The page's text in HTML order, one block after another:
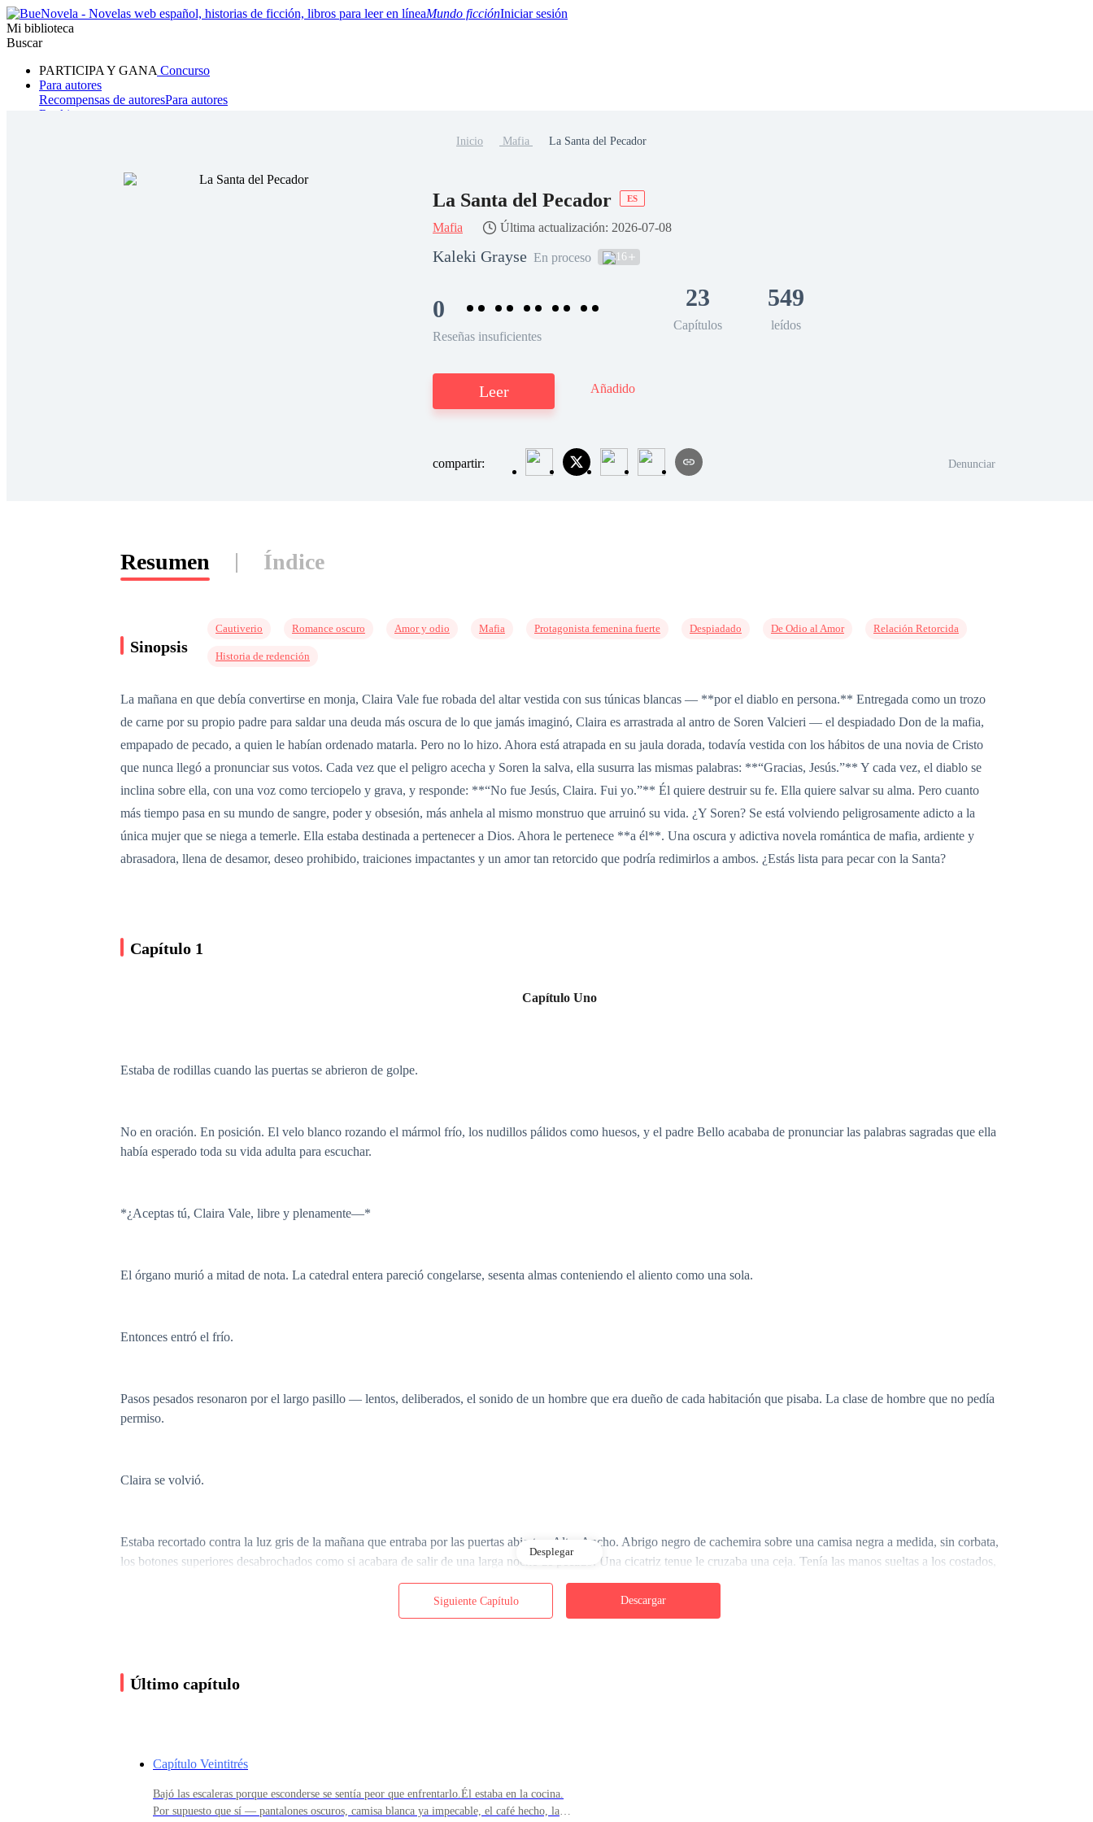
Mundo ficciónIniciar sesión
Mi biblioteca
Buscar
PARTICIPA Y GANA Concurso
Para autores
Recompensas de autoresPara autores
Ranking
Hombre lobo MafiaSistemaFantasía
Inicio Mafia La Santa del Pecador
La Santa del Pecador ES
Mafia Última actualización: 2026-07-08
Kaleki Grayse En proceso 16
0
Reseñas insuficientes
23
Capítulos
549
leídos
Leer Añadido
compartir: Denunciar
Resumen Índice
Sinopsis
Cautiverio Romance oscuro Amor y odio Mafia Protagonista femenina fuerte Despiadado De Odio al Amor Relación Retorcida
Historia de redención
La mañana en que debía convertirse en monja, Claira Vale fue robada del altar vestida con sus túnicas blancas — **por el diablo en persona.** Entregada como un trozo
de carne por su propio padre para saldar una deuda más oscura de lo que jamás imaginó, Claira es arrastrada al antro de Soren Valcieri — el despiadado Don de la mafia,
empapado de pecado, a quien le habían ordenado matarla. Pero no lo hizo. Ahora está atrapada en su jaula dorada, todavía vestida con los hábitos de una novia de Cristo
que nunca llegó a pronunciar sus votos. Cada vez que el peligro acecha y Soren la salva, ella susurra las mismas palabras: **“Gracias, Jesús.”** Y cada vez, el diablo se
inclina sobre ella, con una voz como terciopelo y grava, y responde: **“No fue Jesús, Claira. Fui yo.”** Él quiere destruir su fe. Ella quiere salvar su alma. Pero cuanto
más tiempo pasa en su mundo de sangre, poder y obsesión, más anhela al mismo monstruo que arruinó su vida. ¿Y Soren? Se está volviendo peligrosamente adicto a la
única mujer que se niega a temerle. Ella estaba destinada a pertenecer a Dios. Ahora le pertenece **a él**. Una oscura y adictiva novela romántica de mafia, ardiente y
abrasadora, llena de desamor, deseo prohibido, traiciones impactantes y un amor tan retorcido que podría redimirlos a ambos. ¿Estás lista para pecar con la Santa?
Capítulo 1
Capítulo Uno
Estaba de rodillas cuando las puertas se abrieron de golpe.
No en oración. En posición. El velo blanco rozando el mármol frío, los nudillos pálidos como huesos, y el padre Bello acababa de pronunciar las palabras sagradas que ella
había esperado toda su vida adulta para escuchar.
*¿Aceptas tú, Claira Vale, libre y plenamente—*
El órgano murió a mitad de nota. La catedral entera pareció congelarse, sesenta almas conteniendo el aliento como una sola.
Entonces entró el frío.
Pasos pesados resonaron por el largo pasillo — lentos, deliberados, el sonido de un hombre que era dueño de cada habitación que pisaba. La clase de hombre que no pedía
permiso.
Claira se volvió.
Estaba recortado contra la luz gris de la mañana que entraba por las puertas abiertas. Alto. Ancho. Abrigo negro de cachemira sobre una camisa negra a medida, sin corbata,
los botones superiores desabrochados como si acabara de salir de una larga noche de pecado. Una cicatriz tenue le cruzaba una ceja. Tenía las manos sueltas a los costados,
pero en ellas no había nada relajado. Dos hombres de traje oscuro esperaban afuera como sombras, flanqueando un Maybach negro que ronroneaba en el bordillo como un
Claira se puso de pie despacio. Nunca había visto a ese hombre, pero cada instinto que poseía gritaba *peligro*. No era ningún lunático. Era poder envuelto en violencia
Desplegar
Siguiente Capítulo Descargar
Último capítulo
Capítulo Veintitrés
Bajó las escaleras porque esconderse se sentía peor que enfrentarlo.Él estaba en la cocina.
Por supuesto que sí — pantalones oscuros, camisa blanca ya impecable, el café hecho, la